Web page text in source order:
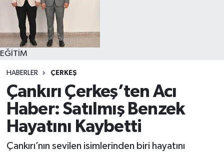
EĞİTİM
HABERLER ÇERKEŞ
Çankırı Çerkeş’ten Acı
Haber: Satılmış Benzek
Hayatını Kaybetti
Çankırı’nın sevilen isimlerinden biri hayatını